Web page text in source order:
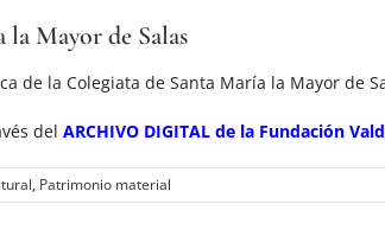
Mayor de Salas
de la Colegiata de Santa María la Mayor de
del ARCHIVO DIGITAL de la Fundación
, Patrimonio material